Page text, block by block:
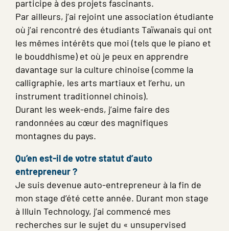
participe à des projets fascinants.
Par ailleurs, j’ai rejoint une association étudiante
où j’ai rencontré des étudiants Taïwanais qui ont
les mêmes intérêts que moi (tels que le piano et
le bouddhisme) et où je peux en apprendre
davantage sur la culture chinoise (comme la
calligraphie, les arts martiaux et l’erhu, un
instrument traditionnel chinois).
Durant les week-ends, j’aime faire des
randonnées au cœur des magnifiques
montagnes du pays.
Qu’en est-il de votre statut d’auto
entrepreneur ?
Je suis devenue auto-entrepreneur à la fin de
mon stage d’été cette année. Durant mon stage
à Illuin Technology, j’ai commencé mes
recherches sur le sujet du « unsupervised